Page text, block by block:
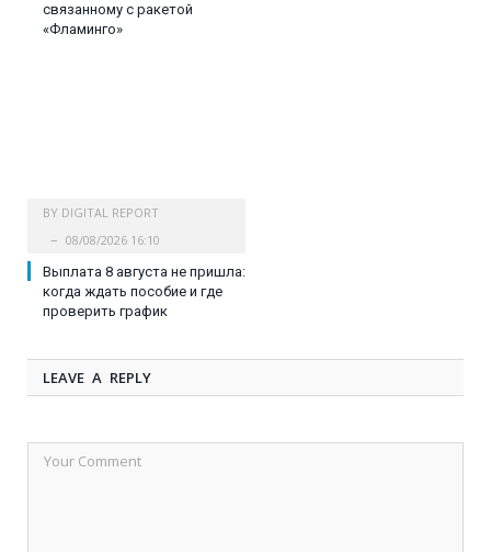
связанному с ракетой
«Фламинго»
BY DIGITAL REPORT
08/08/2026 16:10
Выплата 8 августа не пришла:
когда ждать пособие и где
проверить график
LEAVE A REPLY